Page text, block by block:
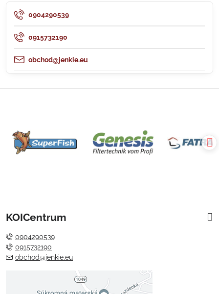
0904290539
0915732190
obchod@jenkie.eu
KOICentrum
0904290539
0915732190
obchod@jenkie.eu